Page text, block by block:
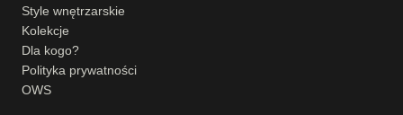
Style wnętrzarskie
Kolekcje
Dla kogo?
Polityka prywatności
OWS